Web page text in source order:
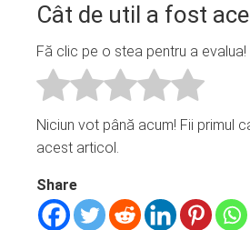
Cât de util a fost
Fă clic pe o stea pentru a evalua!
Niciun vot până acum! Fii primul
acest articol.
Share